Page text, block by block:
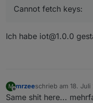
Cannot fetch keys:
Ich habe iot@1.0.0
M
Offline
mrzeeschrieb am 18. Juli
zuletzt editiert von
Same shit here...